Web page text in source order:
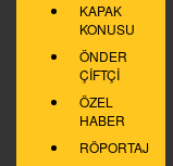
KAPAK
KONUSU
ÖNDER
ÇİFTÇİ
ÖZEL
HABER
RÖPORTAJ